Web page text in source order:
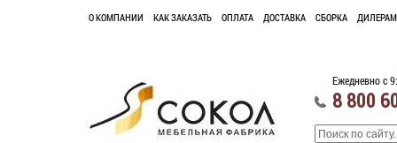
О КОМПАНИИ КАК ЗАКАЗАТЬ ОПЛАТА ДОСТАВКА СБОРКА ДИЛЕРАМ
Ежедневно с
8 800